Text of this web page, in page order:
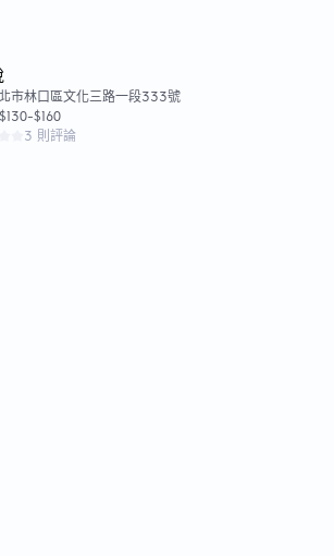
市林口區文化三路一段333號
$130-$160
3 則評論